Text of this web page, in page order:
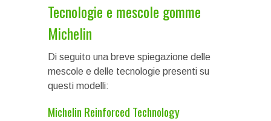
Tecnologie e mescole gomme
Michelin
Di seguito una breve spiegazione delle
mescole e delle tecnologie presenti su
questi modelli:
Michelin Reinforced Technology